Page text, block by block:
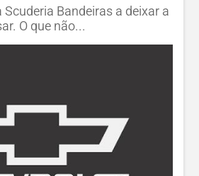
Scuderia Bandeiras a deixar a
O que não...